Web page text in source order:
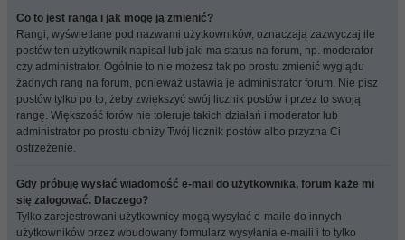
Co to jest ranga i jak mogę ją zmienić?
Rangi, wyświetlane pod nazwami użytkowników, oznaczają zazwyczaj ile
postów ten użytkownik napisał lub jaki ma status na forum, np. moderator
czy administrator. Ogólnie to nie możesz tak po prostu zmienić wyglądu
żadnych rang na forum, ponieważ ustawia je administrator forum. Nie pisz
postów tylko po to, żeby zwiększyć swój licznik postów i przez to swoją
rangę. Większość forów nie toleruje takich działań i moderator lub
administrator po prostu obniży Twój licznik postów albo przyzna Ci
ostrzeżenie.
Gdy próbuję wysłać wiadomość e-mail do użytkownika, forum każe mi
się zalogować. Dlaczego?
Tylko zarejestrowani użytkownicy mogą wysyłać e-maile do innych
użytkowników przez wbudowany formularz wysyłania e-maili i to tylko